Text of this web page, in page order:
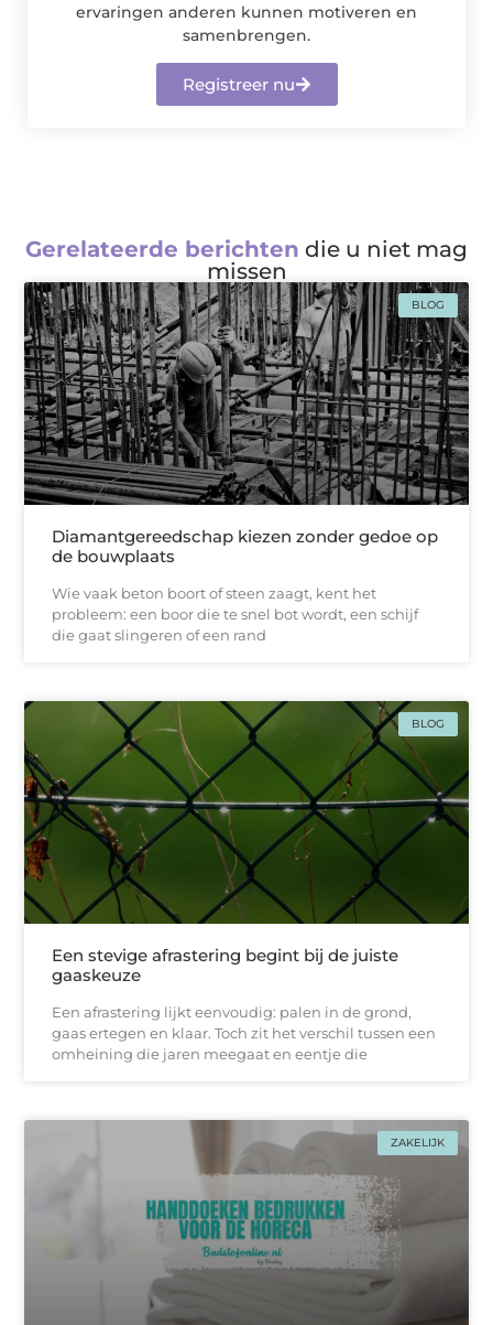
ervaringen anderen kunnen motiveren en
samenbrengen.
Registreer nu
Gerelateerde berichten die u niet mag
missen
BLOG
Diamantgereedschap kiezen zonder gedoe op
de bouwplaats
Wie vaak beton boort of steen zaagt, kent het
probleem: een boor die te snel bot wordt, een schijf
die gaat slingeren of een rand
BLOG
Een stevige afrastering begint bij de juiste
gaaskeuze
Een afrastering lijkt eenvoudig: palen in de grond,
gaas ertegen en klaar. Toch zit het verschil tussen een
omheining die jaren meegaat en eentje die
ZAKELIJK